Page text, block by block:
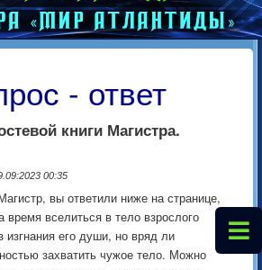
- ответ
книги Магистра.
00:35
вы ответили ниже на странице,
время вселиться в тело взрослого
изгнания его души, но вряд ли
захватить чужое тело. Можно